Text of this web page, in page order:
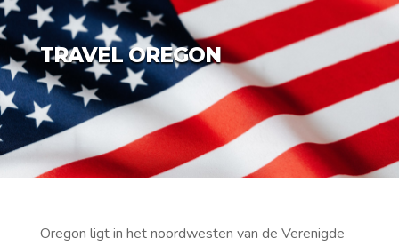
TRAVEL OREGON
Oregon ligt in het noordwesten van de Verenigde